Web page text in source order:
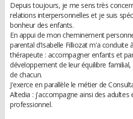
Depuis toujours, je me sens très
relations interpersonnelles et je suis
bonheur des enfants.
En appui de mon cheminement
parental d’Isabelle Filliozat m’a
thérapeute : accompagner enfants et
développement de leur équilibre familial,
de chacun.
J'exerce en parallèle le métier de
Altedia : j'accompagne ainsi des adultes
professionnel.